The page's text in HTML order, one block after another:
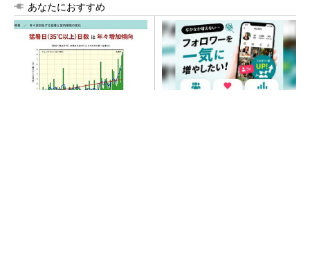
あなたにおすすめ